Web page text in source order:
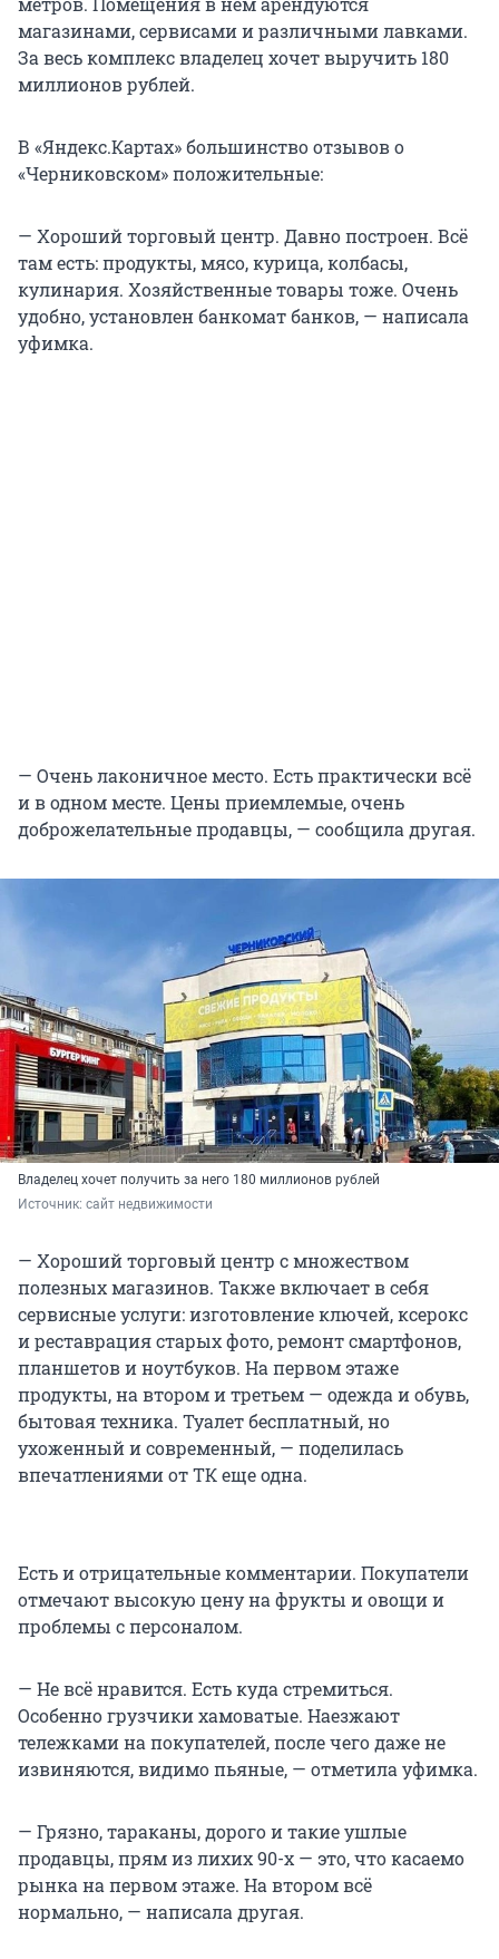
магазинами, сервисами и различными лавками.
За весь комплекс владелец хочет выручить 180
миллионов рублей.
В «Яндекс.Картах» большинство отзывов о
«Черниковском» положительные:
— Хороший торговый центр. Давно построен. Всё
там есть: продукты, мясо, курица, колбасы,
кулинария. Хозяйственные товары тоже. Очень
удобно, установлен банкомат банков, — написала
уфимка.
— Очень лаконичное место. Есть практически всё
и в одном месте. Цены приемлемые, очень
доброжелательные продавцы, — сообщила другая.
Владелец хочет получить за него 180 миллионов рублей
Источник: сайт недвижимости
— Хороший торговый центр с множеством
полезных магазинов. Также включает в себя
сервисные услуги: изготовление ключей, ксерокс
и реставрация старых фото, ремонт смартфонов,
планшетов и ноутбуков. На первом этаже
продукты, на втором и третьем — одежда и обувь,
бытовая техника. Туалет бесплатный, но
ухоженный и современный, — поделилась
впечатлениями от ТК еще одна.
Есть и отрицательные комментарии. Покупатели
отмечают высокую цену на фрукты и овощи и
проблемы с персоналом.
— Не всё нравится. Есть куда стремиться.
Особенно грузчики хамоватые. Наезжают
тележками на покупателей, после чего даже не
извиняются, видимо пьяные, — отметила уфимка.
— Грязно, тараканы, дорого и такие ушлые
продавцы, прям из лихих 90-х — это, что касаемо
рынка на первом этаже. На втором всё
нормально, — написала другая.